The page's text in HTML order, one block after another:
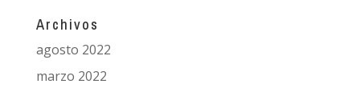
Archivos
agosto 2022
marzo 2022